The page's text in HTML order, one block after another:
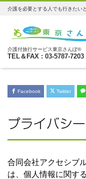
介護を必要とする人でも行きたい
介護付旅行サービス東京さんぽ®
TEL＆FAX : 03-5787-7203
Facebook Twitter
プライバシ
合同会社アクセシブ
は、個人情報に関す